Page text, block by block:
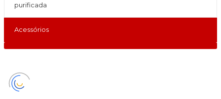
purificada
Acessórios